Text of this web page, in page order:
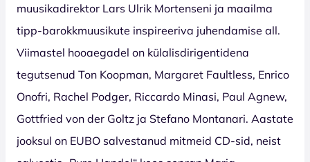
muusikadirektor Lars Ulrik Mortenseni ja maailma
tipp-barokkmuusikute inspireeriva juhendamise all.
Viimastel hooaegadel on külalisdirigentidena
tegutsenud Ton Koopman, Margaret Faultless, Enrico
Onofri, Rachel Podger, Riccardo Minasi, Paul Agnew,
Gottfried von der Goltz ja Stefano Montanari. Aastate
jooksul on EUBO salvestanud mitmeid CD-sid, neist